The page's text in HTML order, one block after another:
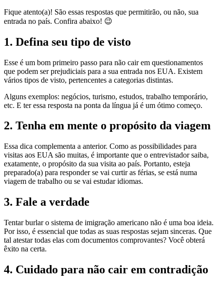
Fique atento(a)! São essas respostas que permitirão, ou não, sua
entrada no país. Confira abaixo! 😉
1. Defina seu tipo de visto
Esse é um bom primeiro passo para não cair em questionamentos
que podem ser prejudiciais para a sua entrada nos EUA. Existem
vários tipos de visto, pertencentes a categorias distintas.
Alguns exemplos: negócios, turismo, estudos, trabalho temporário,
etc. E ter essa resposta na ponta da língua já é um ótimo começo.
2. Tenha em mente o propósito da viagem
Essa dica complementa a anterior. Como as possibilidades para
visitas aos EUA são muitas, é importante que o entrevistador saiba,
exatamente, o propósito da sua visita ao país. Portanto, esteja
preparado(a) para responder se vai curtir as férias, se está numa
viagem de trabalho ou se vai estudar idiomas.
3. Fale a verdade
Tentar burlar o sistema de imigração americano não é uma boa ideia.
Por isso, é essencial que todas as suas respostas sejam sinceras. Que
tal atestar todas elas com documentos comprovantes? Você obterá
êxito na certa.
4. Cuidado para não cair em contradição